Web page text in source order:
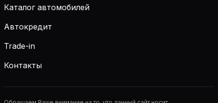
Каталог автомобилей
Автокредит
Trade-in
Контакты